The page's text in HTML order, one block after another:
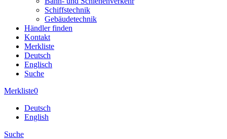
Schiffstechnik
Gebäudetechnik
Händler finden
Kontakt
Merkliste
Deutsch
Englisch
Suche
Merkliste0
Deutsch
English
Suche